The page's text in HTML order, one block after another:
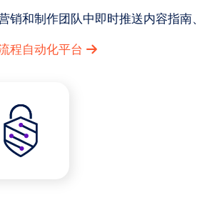
销和制作团队中即时推送内容指
程自动化平台